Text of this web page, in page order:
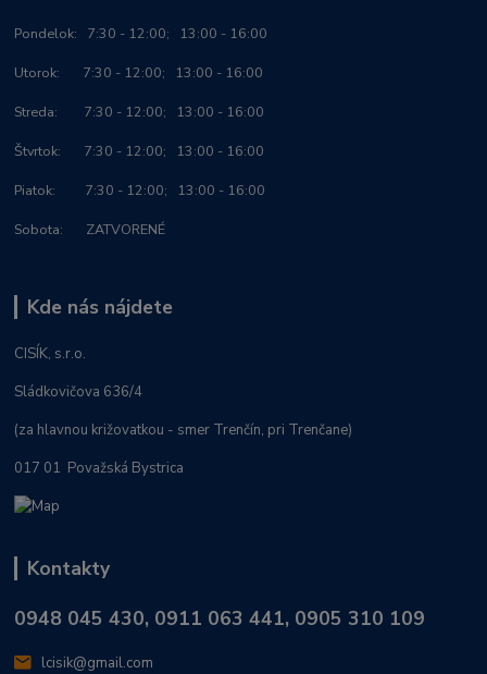
Pondelok: 7:30 - 12:00; 13:00 - 16:00
Utorok: 7:30 - 12:00; 13:00 - 16:00
Streda: 7:30 - 12:00; 13:00 - 16:00
Štvrtok: 7:30 - 12:00; 13:00 - 16:00
Piatok: 7:30 - 12:00; 13:00 - 16:00
Sobota: ZATVORENÉ
Kde nás nájdete
CISÍK, s.r.o.
Sládkovičova 636/4
(za hlavnou križovatkou - smer Trenčín, pri Trenčane)
017 01 Považská Bystrica
Kontakty
0948 045 430, 0911 063 441, 0905 310 109
lcisik@gmail.com